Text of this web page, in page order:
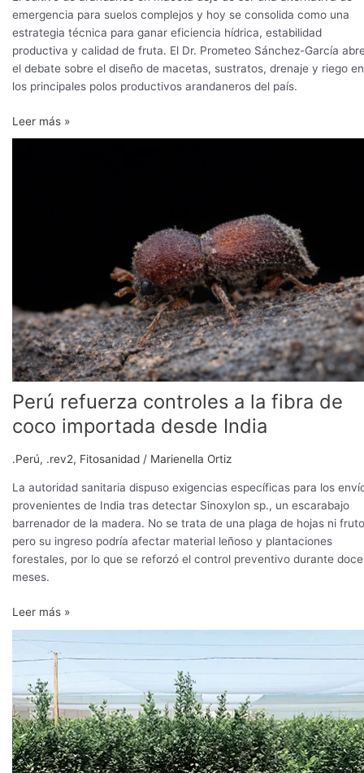
emergencia para suelos complejos y hoy se consolida como una
estrategia técnica para ganar eficiencia hídrica, estabilidad
productiva y calidad de fruta. El Dr. Prometeo Sánchez-García
el debate sobre el diseño de macetas, sustratos, drenaje y riego en
los principales polos productivos arandaneros del país.
Leer más »
Perú refuerza controles a la fibra de
coco importada desde India
.Perú, .rev2, Fitosanidad / Marienella Ortiz
La autoridad sanitaria dispuso exigencias específicas para los
provenientes de India tras detectar Sinoxylon sp., un escarabajo
barrenador de la madera. No se trata de una plaga de hojas ni
pero su ingreso podría afectar material leñoso y plantaciones
forestales, por lo que se reforzó el control preventivo durante doce
meses.
desde
India
Leer más »
Arándano
macetas
será
el
foco
del
2do.